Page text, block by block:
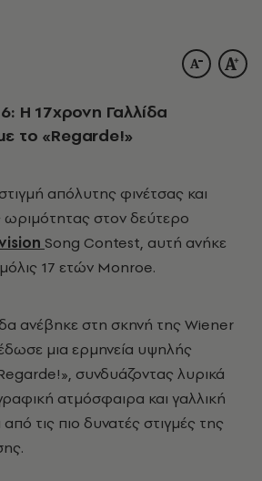
Η 17χρονη Γαλλίδα
το «Regarde!»
απόλυτης φινέτσας και
ωριμότητας στον δεύτερο
Song Contest, αυτή ανήκε
17 ετών Monroe.
ανέβηκε στη σκηνή της Wiener
μια ερμηνεία υψηλής
συνδυάζοντας λυρικά
ατμόσφαιρα και γαλλική
τις πιο δυνατές στιγμές της